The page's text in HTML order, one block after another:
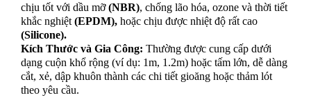
chịu tốt với dầu mỡ(NBR), chống lão hóa, ozone và thời tiết
khắc nghiệt (EPDM), hoặc chịu được nhiệt độ rất cao
(Silicone).
Kích Thước và Gia Công: Thường được cung cấp dưới
dạng cuộn khổ rộng (ví dụ: 1m, 1.2m) hoặc tấm lớn, dễ dàng
cắt, xẻ, dập khuôn thành các chi tiết gioăng hoặc thảm lót
theo yêu cầu.